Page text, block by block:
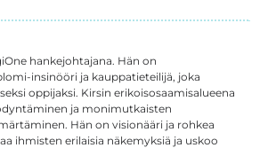
hankejohtajana. Hän on
insinööri ja kauppatieteilijä, joka
oppijaksi. Kirsin erikoisosaamisalueena
ja monimutkaisten
Hän on visionääri ja rohkea
ihmisten erilaisia näkemyksiä ja uskoo